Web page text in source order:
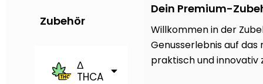
Zubehör
Δ
THCA
Dein Premium-
Willkommen in der
Genusserlebnis auf das
praktisch und innovativ